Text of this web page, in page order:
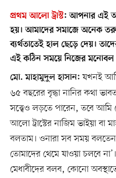
প্রথম আলো ট্রাস্ট:আপনার এই
হয়। আমাদের সমাজে অনেক
ব্যর্থতাতেই হাল ছেড়ে দেয়।
এই কঠিন সময়ে নিজের মনোবল
মো. মাহামুদুল হাসান: যখনই
৬৫ বছরের বৃদ্ধা নানির কথা
সত্ত্বেও লড়তে পারেন, তবে আমি
আলো ট্রাস্টের নাজিম ভাইয়া বা
বলতাম। ওনারা সব সময়
তোমাদের থেমে যাওয়া চলবে
মেধাবীদের বলব, কোনো